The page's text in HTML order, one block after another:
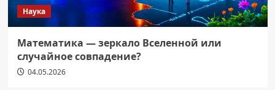
Наука
Математика — зеркало Вселенной или
случайное совпадение?
04.05.2026